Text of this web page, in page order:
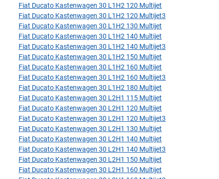
Fiat Ducato Kastenwagen 30 L1H2 120 Multijet
Fiat Ducato Kastenwagen 30 L1H2 120 Multijet3
Fiat Ducato Kastenwagen 30 L1H2 130 Multijet
Fiat Ducato Kastenwagen 30 L1H2 140 Multijet
Fiat Ducato Kastenwagen 30 L1H2 140 Multijet3
Fiat Ducato Kastenwagen 30 L1H2 150 Multijet
Fiat Ducato Kastenwagen 30 L1H2 160 Multijet
Fiat Ducato Kastenwagen 30 L1H2 160 Multijet3
Fiat Ducato Kastenwagen 30 L1H2 180 Multijet
Fiat Ducato Kastenwagen 30 L2H1 115 Multijet
Fiat Ducato Kastenwagen 30 L2H1 120 Multijet
Fiat Ducato Kastenwagen 30 L2H1 120 Multijet3
Fiat Ducato Kastenwagen 30 L2H1 130 Multijet
Fiat Ducato Kastenwagen 30 L2H1 140 Multijet
Fiat Ducato Kastenwagen 30 L2H1 140 Multijet3
Fiat Ducato Kastenwagen 30 L2H1 150 Multijet
Fiat Ducato Kastenwagen 30 L2H1 160 Multijet